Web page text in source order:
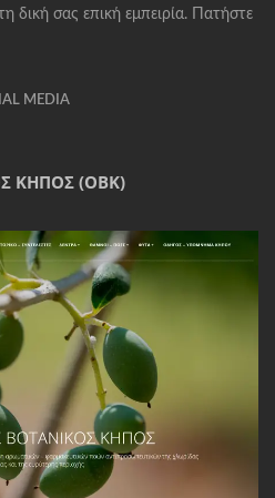
δική σας επική εμπειρία. Πατήστε
MEDIA
ΚΉΠΟΣ (ΟΒΚ)